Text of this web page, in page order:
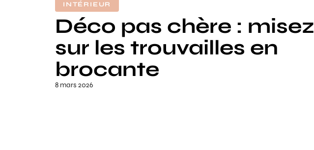
INTÉRIEUR
Déco pas chère : misez
sur les trouvailles en
brocante
8 mars 2026